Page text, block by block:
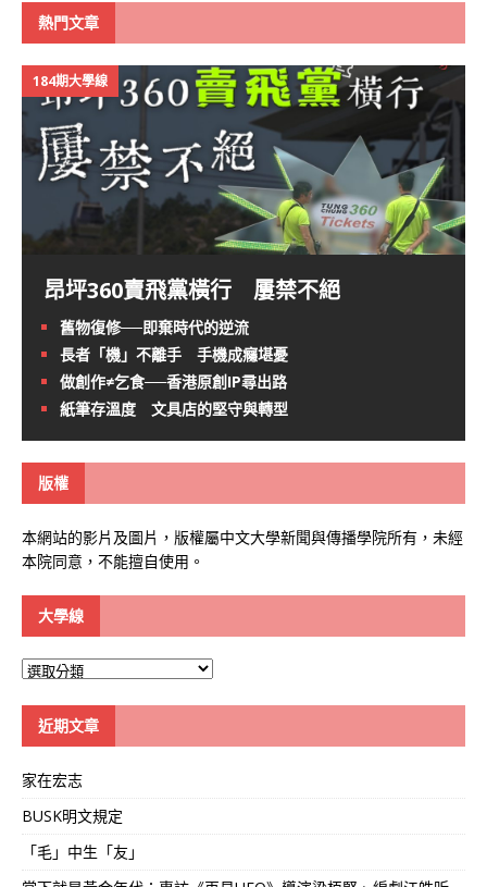
熱門文章
184期大學線
昂坪360賣飛黨橫行 屢禁不絕
舊物復修──即棄時代的逆流
長者「機」不離手 手機成癮堪憂
做創作≠乞食──香港原創IP尋出路
紙筆存溫度 文具店的堅守與轉型
版權
本網站的影片及圖片，版權屬中文大學新聞與傳播學院所有，未經
本院同意，不能擅自使用。
大學線
大
近期文章
家在宏志
BUSK明文規定
「毛」中生「友」